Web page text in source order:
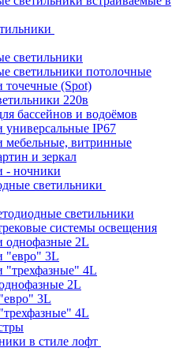
светильники
светильники потолочные
точечные (Spot)
220в
бассейнов и водоёмов
универсальные IP67
мебельные, витринные
и зеркал
- ночники
светильники
светильники
системы освещения
однофазные 2L
"евро" 3L
"трехфазные" 4L
2L
3L
4L
в стиле лофт